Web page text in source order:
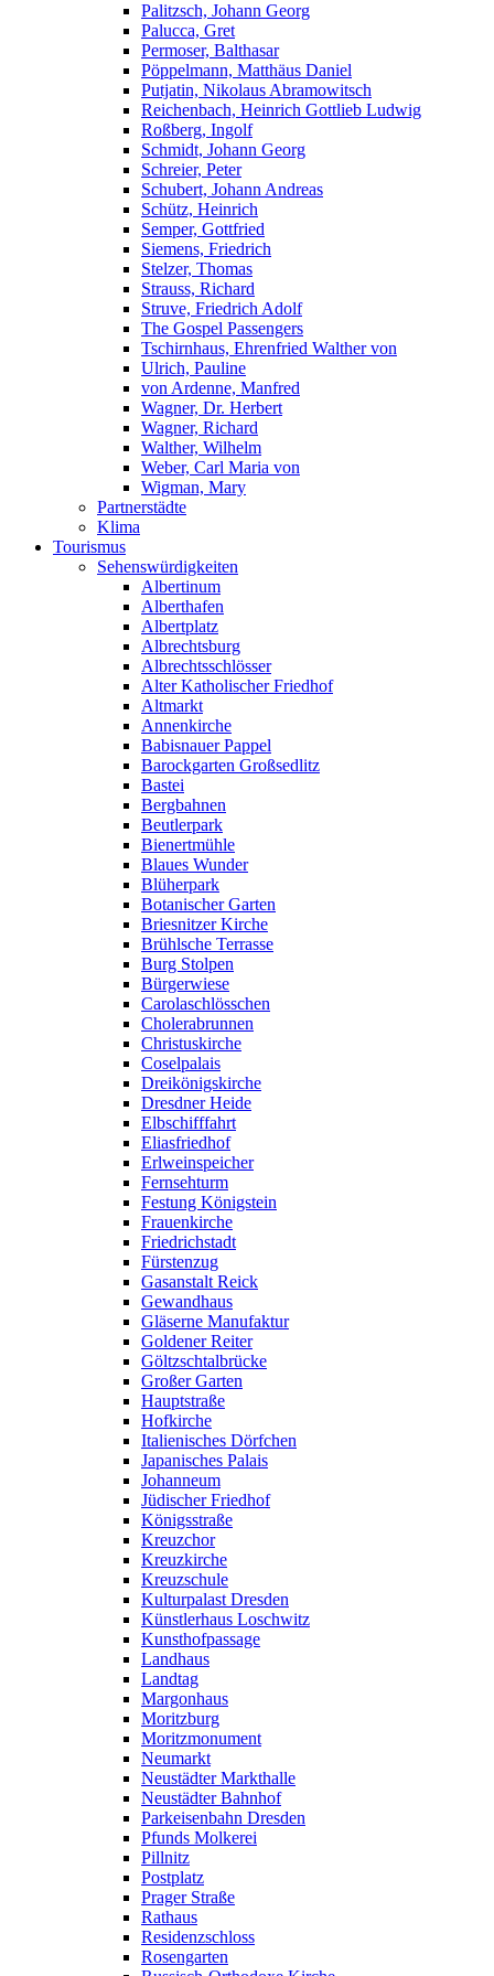
Palitzsch, Johann Georg
Palucca, Gret
Permoser, Balthasar
Pöppelmann, Matthäus Daniel
Putjatin, Nikolaus Abramowitsch
Reichenbach, Heinrich Gottlieb Ludwig
Roßberg, Ingolf
Schmidt, Johann Georg
Schreier, Peter
Schubert, Johann Andreas
Schütz, Heinrich
Semper, Gottfried
Siemens, Friedrich
Stelzer, Thomas
Strauss, Richard
Struve, Friedrich Adolf
The Gospel Passengers
Tschirnhaus, Ehrenfried Walther von
Ulrich, Pauline
von Ardenne, Manfred
Wagner, Dr. Herbert
Wagner, Richard
Walther, Wilhelm
Weber, Carl Maria von
Wigman, Mary
Partnerstädte
Klima
Tourismus
Sehenswürdigkeiten
Albertinum
Alberthafen
Albertplatz
Albrechtsburg
Albrechtsschlösser
Alter Katholischer Friedhof
Altmarkt
Annenkirche
Babisnauer Pappel
Barockgarten Großsedlitz
Bastei
Bergbahnen
Beutlerpark
Bienertmühle
Blaues Wunder
Blüherpark
Botanischer Garten
Briesnitzer Kirche
Brühlsche Terrasse
Burg Stolpen
Bürgerwiese
Carolaschlösschen
Cholerabrunnen
Christuskirche
Coselpalais
Dreikönigskirche
Dresdner Heide
Elbschifffahrt
Eliasfriedhof
Erlweinspeicher
Fernsehturm
Festung Königstein
Frauenkirche
Friedrichstadt
Fürstenzug
Gasanstalt Reick
Gewandhaus
Gläserne Manufaktur
Goldener Reiter
Göltzschtalbrücke
Großer Garten
Hauptstraße
Hofkirche
Italienisches Dörfchen
Japanisches Palais
Johanneum
Jüdischer Friedhof
Königsstraße
Kreuzchor
Kreuzkirche
Kreuzschule
Kulturpalast Dresden
Künstlerhaus Loschwitz
Kunsthofpassage
Landhaus
Landtag
Margonhaus
Moritzburg
Moritzmonument
Neumarkt
Neustädter Markthalle
Neustädter Bahnhof
Parkeisenbahn Dresden
Pfunds Molkerei
Pillnitz
Postplatz
Prager Straße
Rathaus
Residenzschloss
Rosengarten